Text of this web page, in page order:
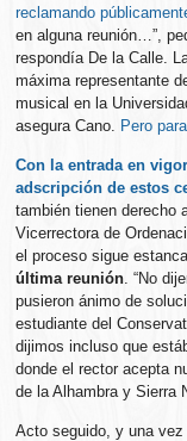
reclamando
en alguna reunión…”,
respondía De la Calle.
máxima representante
musical en la
asegura Cano. Pero
Con la entrada en
adscripción de estos
también tienen derecho
Vicerrectora de
el proceso sigue
última reunión. “No
pusieron ánimo de
estudiante del
dijimos incluso que
donde el rector acepta
de la Alhambra y Sierra
Acto seguido, y una